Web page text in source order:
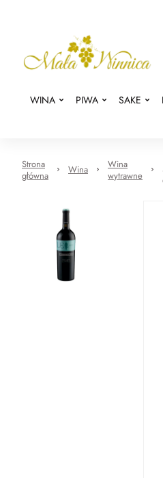
WINA PIWA SAKE
Strona
główna
Wina
Wina
wytrawne